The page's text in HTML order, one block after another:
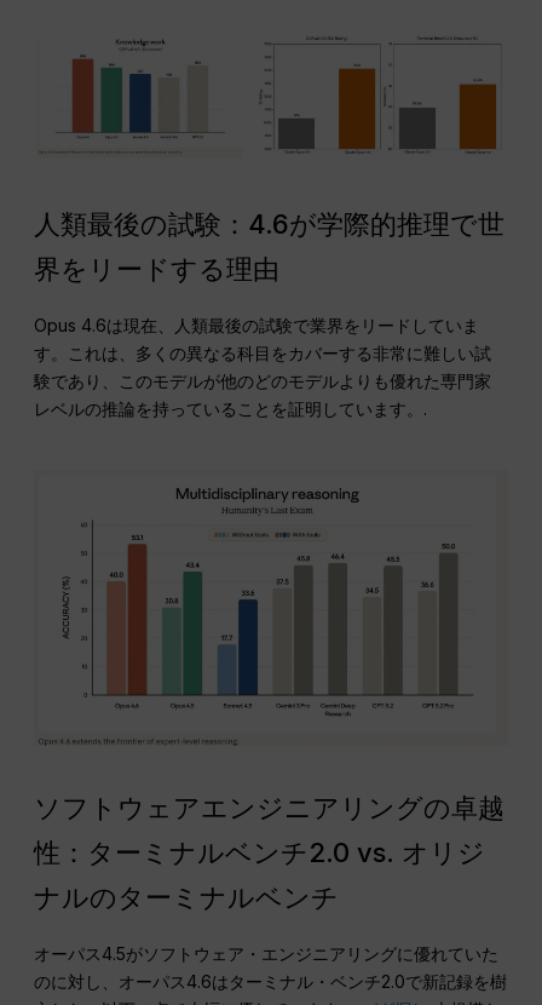
人類最後の試験：4.6が学際的推理で世
界をリードする理由
Opus 4.6は現在、人類最後の試験で業界をリードしていま
す。これは、多くの異なる科目をカバーする非常に難しい試
験であり、このモデルが他のどのモデルよりも優れた専門家
レベルの推論を持っていることを証明しています。.
ソフトウェアエンジニアリングの卓越
性：ターミナルベンチ2.0 vs. オリジ
ナルのターミナルベンチ
オーパス4.5がソフトウェア・エンジニアリングに優れていた
のに対し、オーパス4.6はターミナル・ベンチ2.0で新記録を樹